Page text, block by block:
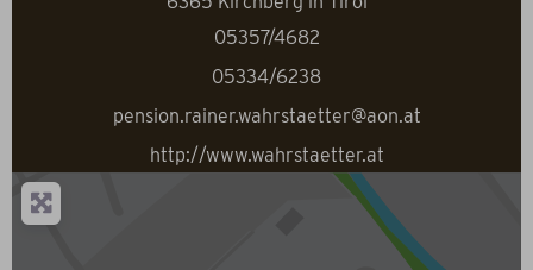
05357/4682
05334/6238
pension.rainer.wahrstaetter@aon.at
http://www.wahrstaetter.at